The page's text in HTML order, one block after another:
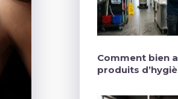
Comment bien
produits